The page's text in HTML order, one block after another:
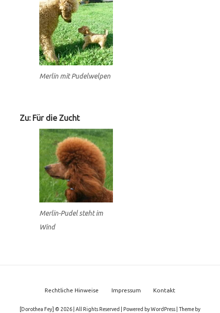
Merlin mit Pudelwelpen
Zu: Für die Zucht
Merlin-Pudel steht im
Wind
Footer
Menu
Rechtliche Hinweise Impressum Kontakt
[Dorothea Fey] © 2026 | All Rights Reserved Powered byWordPress Theme by